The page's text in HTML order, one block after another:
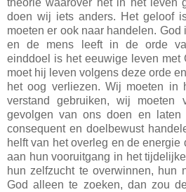
theorie waarover het in het leven
doen wij iets anders. Het geloof
moeten er ook naar handelen.
en de mens leeft in de orde
einddoel is het eeuwige leven met
moet hij leven volgens deze orde
het oog verliezen. Wij moeten in
verstand gebruiken, wij moeten
gevolgen van ons doen en laten
consequent en doelbewust
helft van het overleg en de energie
aan hun vooruitgang in het
hun zelfzucht te overwinnen, hun
God alleen te zoeken, dan zou